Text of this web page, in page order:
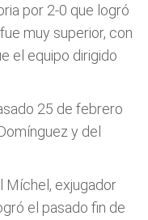
por 2-0 que logró
muy superior, con
el equipo dirigido
25 de febrero
y del
Míchel, exjugador
el pasado fin de